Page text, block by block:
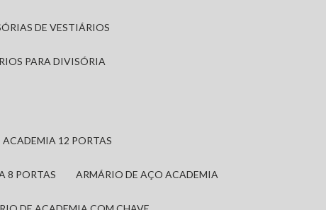
DE VESTIÁRIOS
PARA DIVISÓRIA
ACADEMIA 12 PORTAS
8 PORTAS ARMÁRIO DE AÇO ACADEMIA